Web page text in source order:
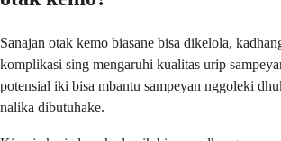
Sanajan otak kemo biasane bisa dikelola,
komplikasi sing mengaruhi kualitas urip
potensial iki bisa mbantu sampeyan nggoleki
nalika dibutuhake.